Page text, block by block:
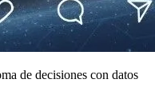
de decisiones con datos